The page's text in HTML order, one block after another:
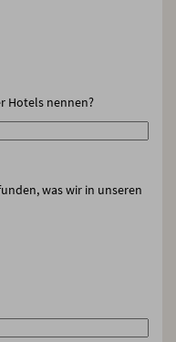
Hotels nennen?
was wir in unseren